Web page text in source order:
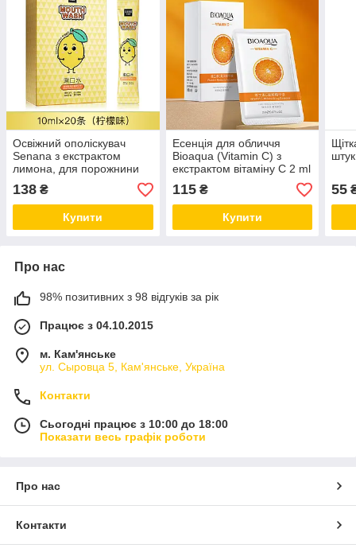
Освіжний ополіскувач
Senana з екстрактом
лимона, для порожнини
рота (паковання 20 штук)
138 ₴
Купити
Есенція для обличчя
Bioaqua (Vitamin C) з
екстрактом вітаміну C 2 ml
(паковання 30 штук)
115₴
Купити
55
Про нас
98% позитивних з 98 відгуків за рік
Працює з 04.10.2015
м. Кам'янське
ул. Сыровца 5, Кам'янське, Україна
Контакти
Сьогодні працює з 10:00 до 18:00
Показати весь графік роботи
Про нас
Контакти